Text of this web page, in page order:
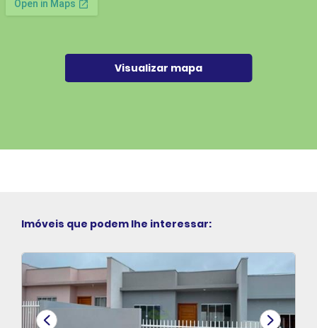
Visualizar mapa
Imóveis que podem lhe interessar: